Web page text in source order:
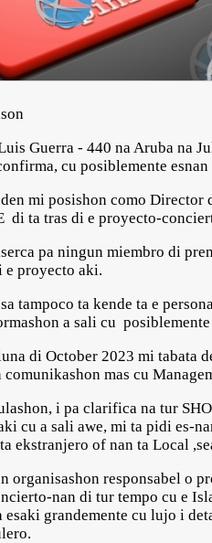
Guerra - 440 na Aruba na
cu posiblemente
mi posishon como
di ta tras di e proyecto-
pa ningun miembro di
e proyecto aki.
tampoco ta kende ta e
a sali cu
di October 2023 mi tabata
mas cu
i pa clarifica na tur
cu a sali awe, mi ta pidi es-
ekstranjero of nan ta Local
organisashon responsabel o
nan di tur tempo cu e
esaki grandemente cu lujo i